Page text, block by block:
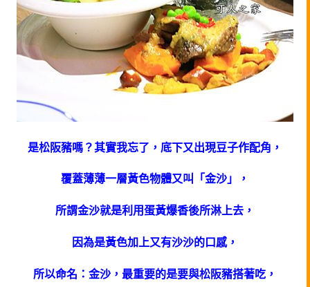
是松阪豬嗎？其實我忘了，底下又出現豆子作配角，
覆蓋薄薄一層黃色物體又叫「金沙」，
所謂金沙就是利用蛋黃爆香後所淋上去，
因為是黃色加上又有沙沙的口感，
所以命名：金沙，最重要的是要與松阪豬搭著吃，